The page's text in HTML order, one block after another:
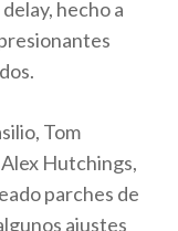
hecho a
Tom
Hutchings,
parches de
ajustes